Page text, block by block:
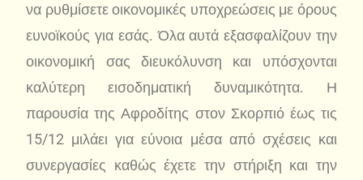
να ρυθμίσετε οικονομικές υποχρεώσεις με όρους
ευνοϊκούς για εσάς. Όλα αυτά εξασφαλίζουν την
οικονομική σας διευκόλυνση και υπόσχονται
καλύτερη εισοδηματική δυναμικότητα. Η
παρουσία της Αφροδίτης στον Σκορπιό έως τις
15/12 μιλάει για εύνοια μέσα από σχέσεις και
συνεργασίες καθώς έχετε την στήριξη και την